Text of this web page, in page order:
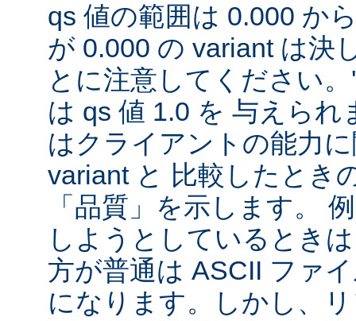
qs 値の範囲は 0.000 か
が 0.000 の variant は決
とに注意してください
は qs 値 1.0 を 与えら
はクライアントの能力
variant と 比較したとき
「品質」を示します。
しようとしているとき
方が普通は ASCII ファ
になります。しかし、